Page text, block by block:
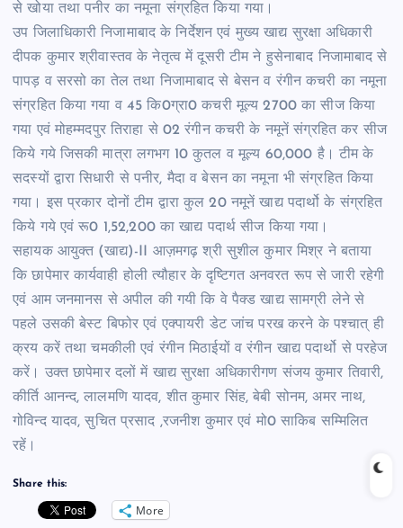
से खोया तथा पनीर का नमूना संग्रहित किया गया।
उप जिलाधिकारी निजामाबाद के निर्देशन एवं मुख्य खाद्य सुरक्षा अधिकारी
दीपक कुमार श्रीवास्तव के नेतृत्व में दूसरी टीम ने हुसेनाबाद निजामाबाद से
पापड़ व सरसो का तेल तथा निजामाबाद से बेसन व रंगीन कचरी का नमूना
संग्रहित किया गया व 45 कि0ग्रा0 कचरी मूल्य 2700 का सीज किया
गया एवं मोहम्मदपुर तिराहा से 02 रंगीन कचरी के नमूनें संग्रहित कर सीज
किये गये जिसकी मात्रा लगभग 10 कुतल व मूल्य 60,000 है। टीम के
सदस्यों द्वारा सिधारी से पनीर, मैदा व बेसन का नमूना भी संग्रहित किया
गया। इस प्रकार दोनों टीम द्वारा कुल 20 नमूनें खाद्य पदार्थो के संग्रहित
किये गये एवं रू0 1,52,200 का खाद्य पदार्थ सीज किया गया।
सहायक आयुक्त (खाद्य)-II आज़मगढ़ श्री सुशील कुमार मिश्र ने बताया
कि छापेमार कार्यवाही होली त्यौहार के दृष्टिगत अनवरत रूप से जारी रहेगी
एवं आम जनमानस से अपील की गयी कि वे पैक्ड खाद्य सामग्री लेने से
पहले उसकी बेस्ट बिफोर एवं एक्पायरी डेट जांच परख करने के पश्चात् ही
क्रय करें तथा चमकीली एवं रंगीन मिठाईयों व रंगीन खाद्य पदार्थो से परहेज
करें। उक्त छापेमार दलों में खाद्य सुरक्षा अधिकारीगण संजय कुमार तिवारी,
कीर्ति आनन्द, लालमणि यादव, शीत कुमार सिंह, बेबी सोनम, अमर नाथ,
गोविन्द यादव, सुचित प्रसाद ,रजनीश कुमार एवं मो0 साकिब सम्मिलित
रहें।
Share this:
More